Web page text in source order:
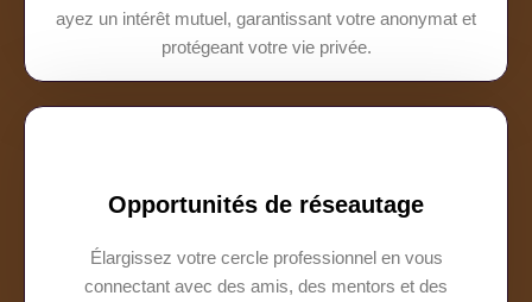
ayez un intérêt mutuel, garantissant votre anonymat et
protégeant votre vie privée.
Opportunités de réseautage
Élargissez votre cercle professionnel en vous
connectant avec des amis, des mentors et des